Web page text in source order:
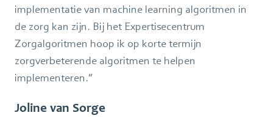
implementatie van machine learning algoritmen in
de zorg kan zijn. Bij het Expertisecentrum
Zorgalgoritmen hoop ik op korte termijn
zorgverbeterende algoritmen te helpen
implementeren.”
Joline van Sorge